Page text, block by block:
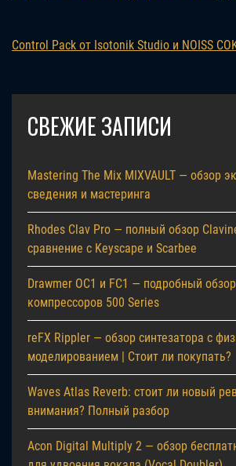
Control Pack от Isotonik Studio и NOISS
СВЕЖИЕ ЗАПИСИ
Mastering The Mix MIXVAULT — обзор
сведения и мастеринга
Rhodes Clav Pro — полный обзор
сравнение с Keyscape и Scarbee
Drawmer OC1 и FC1 — подробный
компрессоров 500 Series
reFX Rippler — обзор синтезатора с
моделированием | Стоит ли покупать?
Waves Atlas Reverb: стоит ли новый
внимания? Полный разбор
Acon Digital Multiply 2 — обзор